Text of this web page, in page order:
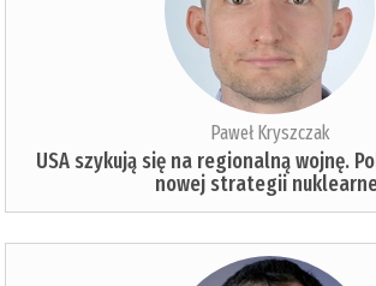
Paweł Kryszczak
USA szykują się na regionalną wojnę.
nowej strategii